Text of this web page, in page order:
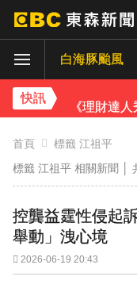
白海豚颱風
快訊
家長曝「
下載東森
首頁
標籤 江祖平
標籤 江祖平 相關新聞 │
控龔益霆性侵起
舉動」洩心境
2026-06-19 20:43